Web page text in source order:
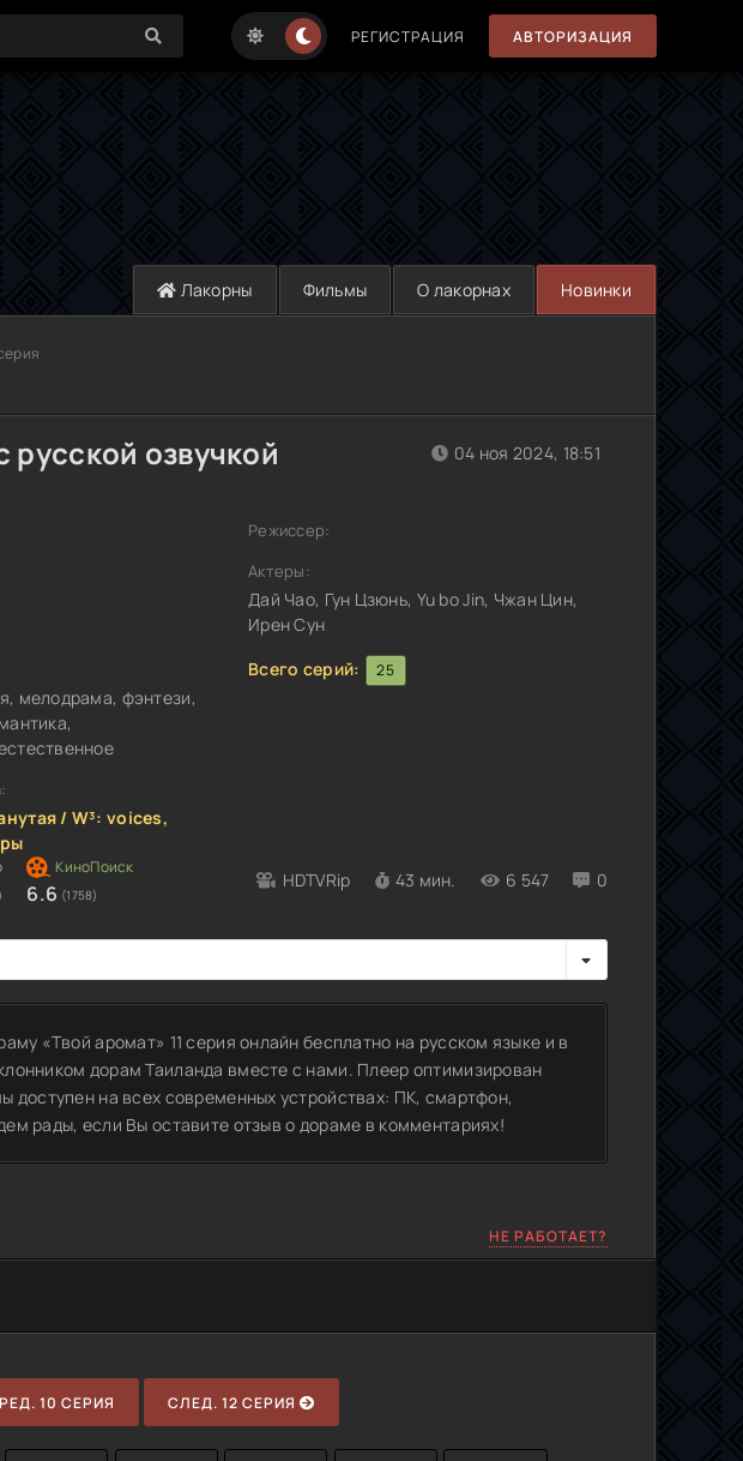
РЕГИСТРАЦИЯ АВТОРИЗАЦИЯ
Лакорны Фильмы О лакорнах Новинки
русской озвучкой
мелодрама, фэнтези,
/ W³: voices,
6.6 (1758)
HDTVRip 43 мин. 6 547 0
04 ноя 2024, 18:51
Режиссер:
Актеры:
Дай Чао, Гун Цзюнь, Yu bo Jin, Чжан Цин,
Ирен Сун
Всего серий:
25
«Твой аромат» 11 серия онлайн бесплатно на русском языке и в
дорам Таиланда вместе с нами. Плеер оптимизирован
доступен на всех современных устройствах: ПК, смартфон,
рады, если Вы оставите отзыв о дораме в комментариях!
НЕ РАБОТАЕТ?
10 СЕРИЯ СЛЕД. 12 СЕРИЯ